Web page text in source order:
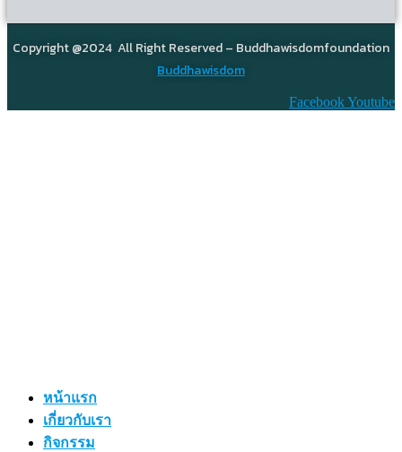
Copyright @2024 All Right Reserved – Buddhawisdomfoundation
Buddhawisdom
FacebookYoutube
หน้าแรก
เกี่ยวกับเรา
กิจกรรม